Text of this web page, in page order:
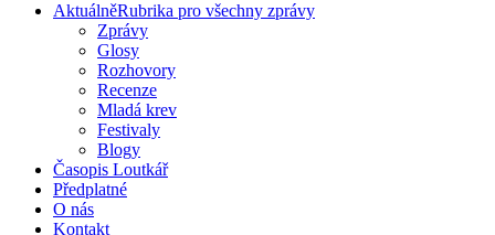
AktuálněRubrika pro všechny zprávy
Zprávy
Glosy
Rozhovory
Recenze
Mladá krev
Festivaly
Blogy
Časopis Loutkář
Předplatné
O nás
Kontakt